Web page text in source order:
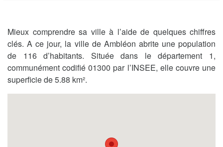
Mieux comprendre sa ville à l’aide de quelques chiffres
clés. A ce jour, la ville de Ambléon abrite une population
de 116 d’habitants. Située dans le département 1,
communément codifié 01300 par l’INSEE, elle couvre une
superficie de 5.88 km².